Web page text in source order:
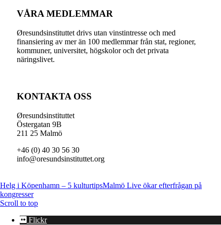
VÅRA MEDLEMMAR
Øresundsinstituttet drivs utan vinst­intresse och med
finansiering av mer än 100 medlemmar från stat, regioner,
kommuner, universitet, högskolor och det privata
näringslivet.
KONTAKTA OSS
Øresundsinstituttet
Östergatan 9B
211 25 Malmö
+46 (0) 40 30 56 30
info@oresundsinstituttet.org
Helg i Köpenhamn – 5 kulturtipsMalmö Live ökar efterfrågan på
kongresser
Scroll to top
Flickr